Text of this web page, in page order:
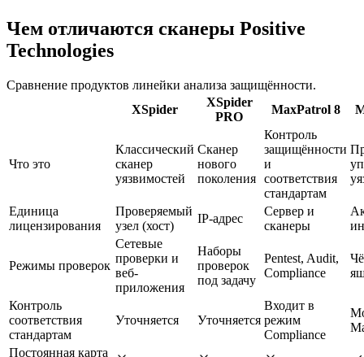
Чем отличаются сканеры Positive
Technologies
Сравнение продуктов линейки анализа защищённости.
XSpider
XSpider
PRO
MaxPatrol 8
Что это
Классический
сканер
уязвимостей
Сканер
нового
поколения
Контроль
защищённости
и
соответствия
стандартам
Единица
лицензирования
Проверяемый
узел (хост)
IP-адрес
Сервер и
сканеры
Режимы проверок
Сетевые
проверки и
веб-
приложения
Наборы
проверок
под задачу
Pentest, Audit,
Compliance
Контроль
соответствия
стандартам
Уточняется Уточняется
Входит в
режим
Compliance
Постоянная карта